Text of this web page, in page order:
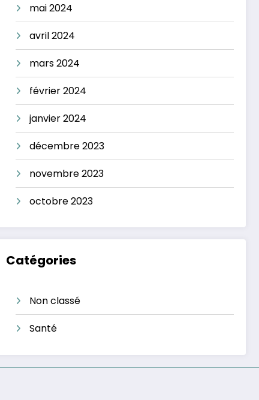
mai 2024
avril 2024
mars 2024
février 2024
janvier 2024
décembre 2023
novembre 2023
octobre 2023
Catégories
Non classé
Santé